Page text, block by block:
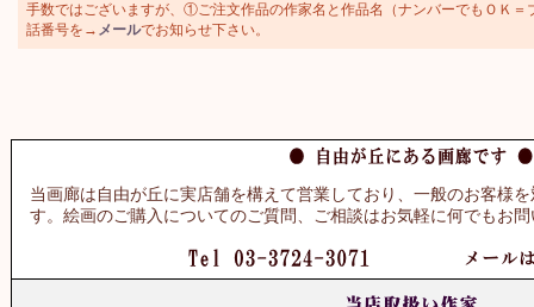
手数ではございますが、①ご注文作品の作家名と作品名（ナンバーでもＯＫ
話番号を→ メールでお知らせ下さい。
当画廊は自由が丘に実店舗を構えて営業しており、一般のお客様
す。絵画のご購入についてのご質問、ご相談はお気軽に何でもお